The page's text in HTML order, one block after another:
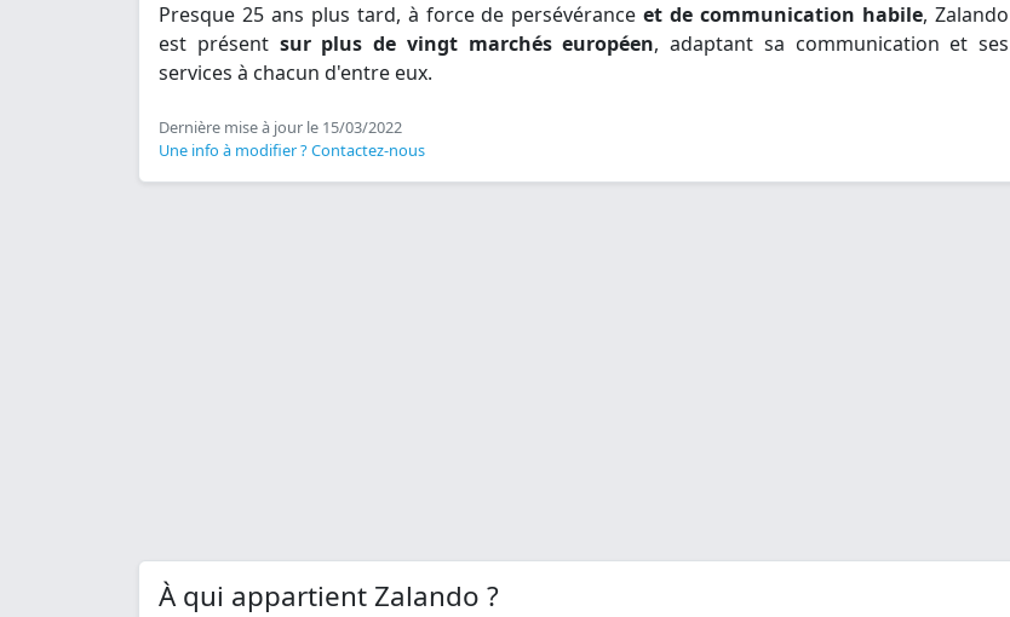
Presque 25 ans plus tard, à force de persévéranceet de communication habile, Zalando
est présent sur plus de vingt marchés européen, adaptant sa communication et ses
services à chacun d'entre eux.
Dernière mise à jour le 15/03/2022
Une info à modifier ? Contactez-nous
À qui appartient Zalando ?